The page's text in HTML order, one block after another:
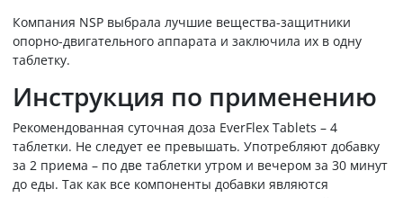
Компания NSP выбрала лучшие вещества-защитники
опорно-двигательного аппарата и заключила их в одну
таблетку.
Инструкция по применению
Рекомендованная суточная доза EverFlex Tablets – 4
таблетки. Не следует ее превышать. Употребляют добавку
за 2 приема – по две таблетки утром и вечером за 30 минут
до еды. Так как все компоненты добавки являются